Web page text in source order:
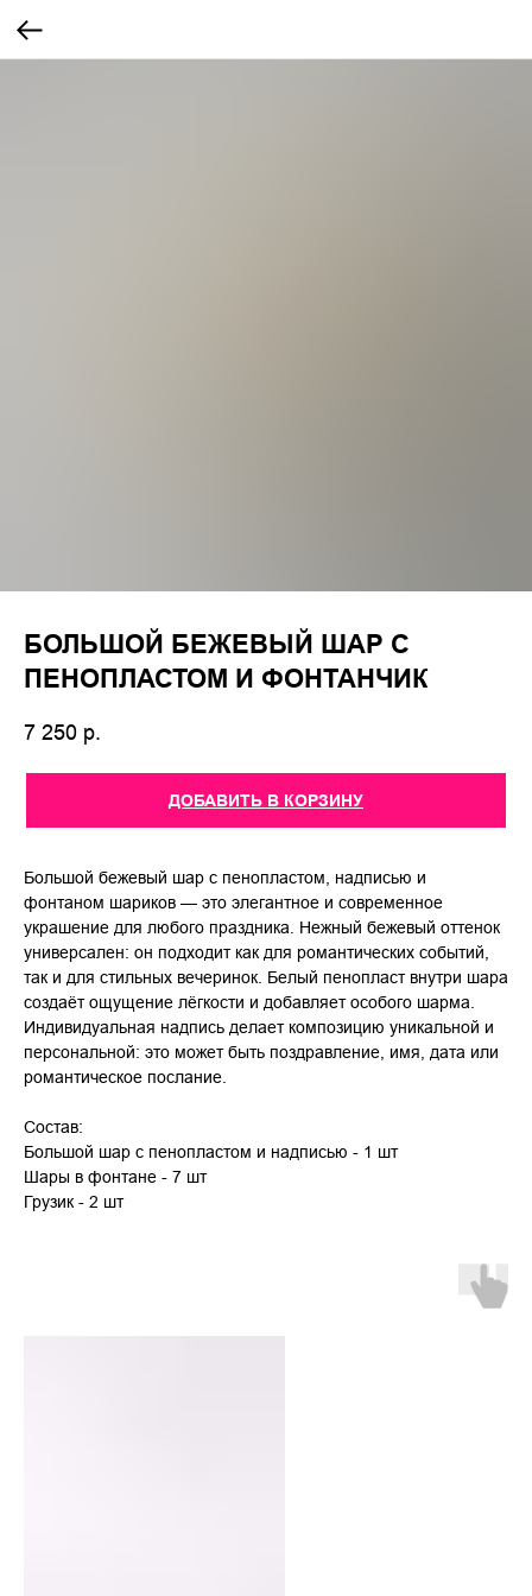
БОЛЬШОЙ БЕЖЕВЫЙ ШАР С
ПЕНОПЛАСТОМ И ФОНТАНЧИК
7 250 р.
ДОБАВИТЬ В КОРЗИНУ
Большой бежевый шар с пенопластом, надписью и
фонтаном шариков — это элегантное и современное
украшение для любого праздника. Нежный бежевый оттенок
универсален: он подходит как для романтических событий,
так и для стильных вечеринок. Белый пенопласт внутри шара
создаёт ощущение лёгкости и добавляет особого шарма.
Индивидуальная надпись делает композицию уникальной и
персональной: это может быть поздравление, имя, дата или
романтическое послание.
Состав:
Большой шар с пенопластом и надписью - 1 шт
Шары в фонтане - 7 шт
Грузик - 2 шт